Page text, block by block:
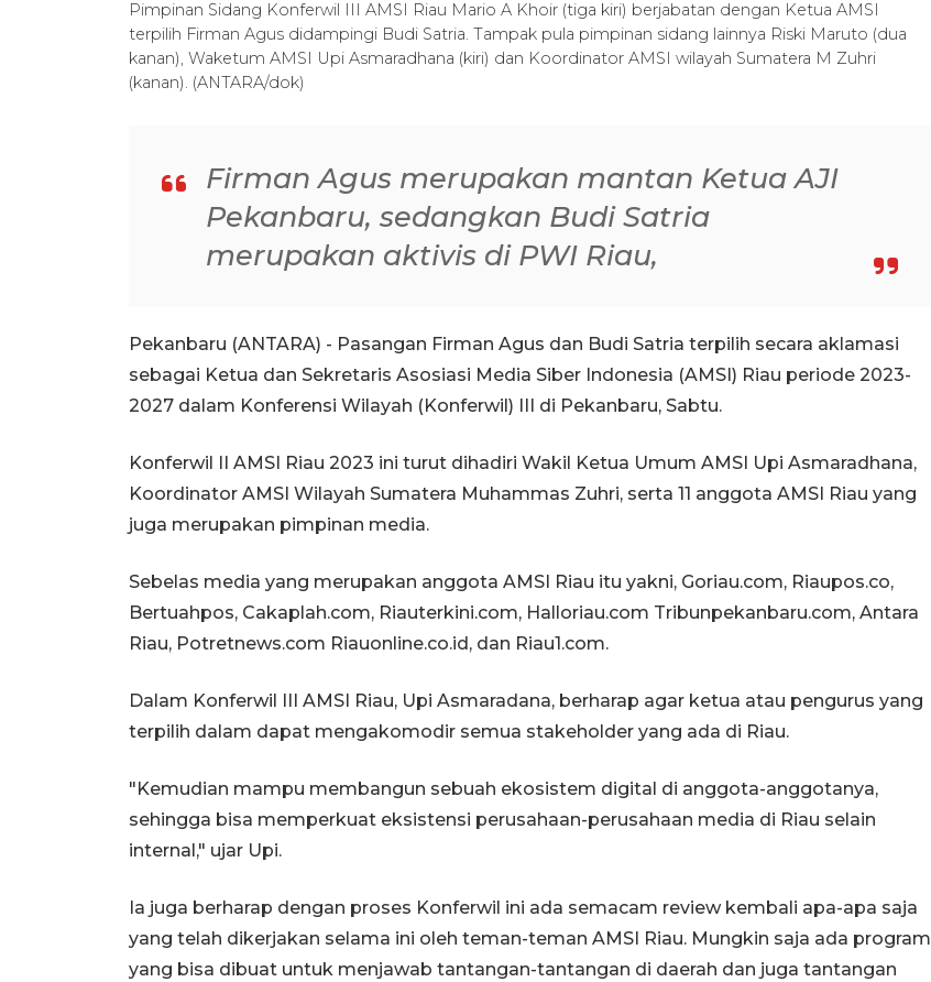
Pimpinan Sidang Konferwil III AMSI Riau Mario A Khoir (tiga kiri) berjabatan dengan Ketua AMSI
terpilih Firman Agus didampingi Budi Satria. Tampak pula pimpinan sidang lainnya Riski Maruto (dua
kanan), Waketum AMSI Upi Asmaradhana (kiri) dan Koordinator AMSI wilayah Sumatera M Zuhri
(kanan). (ANTARA/dok)
Firman Agus merupakan mantan Ketua AJI
Pekanbaru, sedangkan Budi Satria
merupakan aktivis di PWI Riau,
Pekanbaru (ANTARA) - Pasangan Firman Agus dan Budi Satria terpilih secara aklamasi
sebagai Ketua dan Sekretaris Asosiasi Media Siber Indonesia (AMSI) Riau periode 2023-
2027 dalam Konferensi Wilayah (Konferwil) III di Pekanbaru, Sabtu.
Konferwil II AMSI Riau 2023 ini turut dihadiri Wakil Ketua Umum AMSI Upi Asmaradhana,
Koordinator AMSI Wilayah Sumatera Muhammas Zuhri, serta 11 anggota AMSI Riau yang
juga merupakan pimpinan media.
Sebelas media yang merupakan anggota AMSI Riau itu yakni, Goriau.com, Riaupos.co,
Bertuahpos, Cakaplah.com, Riauterkini.com, Halloriau.com Tribunpekanbaru.com, Antara
Riau, Potretnews.com Riauonline.co.id, dan Riau1.com.
Dalam Konferwil III AMSI Riau, Upi Asmaradana, berharap agar ketua atau pengurus yang
terpilih dalam dapat mengakomodir semua stakeholder yang ada di Riau.
"Kemudian mampu membangun sebuah ekosistem digital di anggota-anggotanya,
sehingga bisa memperkuat eksistensi perusahaan-perusahaan media di Riau selain
internal," ujar Upi.
Ia juga berharap dengan proses Konferwil ini ada semacam review kembali apa-apa saja
yang telah dikerjakan selama ini oleh teman-teman AMSI Riau. Mungkin saja ada program
yang bisa dibuat untuk menjawab tantangan-tantangan di daerah dan juga tantangan